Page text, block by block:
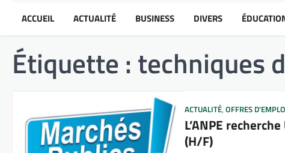
ACCUEIL ACTUALITÉ BUSINESS DIVERS
Étiquette : techniques
ACTUALITÉ,OFFRES
L’ANPE
(H/F)